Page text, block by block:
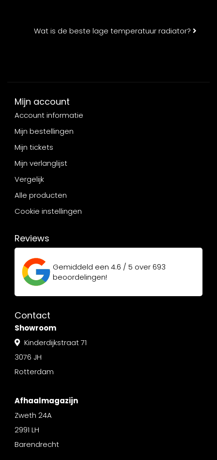
Wat is de beste lage temperatuur radiator?
Mijn account
Account informatie
Mijn bestellingen
Mijn tickets
Mijn verlanglijst
Vergelijk
Alle producten
Cookie instellingen
Reviews
Gemiddeld een 4.6 / 5 over693
beoordelingen!
Contact
Showroom
Kinderdijkstraat 71
3076 JH
Rotterdam
Afhaalmagazijn
Zweth 24A
2991 LH
Barendrecht